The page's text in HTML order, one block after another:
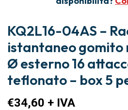
KQ2L16-04AS –
istantaneo gomito
Ø esterno 16
teflonato – box 5
€34,60 + IVA